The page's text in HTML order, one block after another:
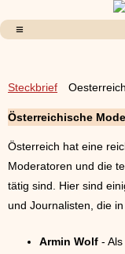
Steckbrief
Österreichische
Österreich hat eine
Moderatoren und die
tätig sind. Hier sind
und Journalisten, die
Armin Wolf -